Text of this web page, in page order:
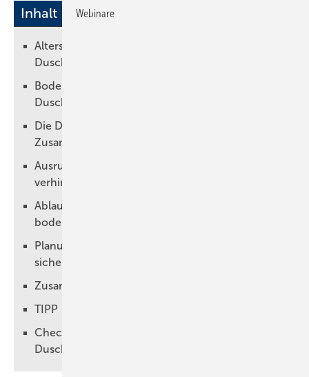
Inhalt
Altersgerecht: Schwellenloser Übergang in den
Duschbereich
Bodenebende Duschfläche oder geflieste
Dusche?
Die Dichtheit der barrierefreien Dusche ist ein
Zusammenspiel der Gewerke
Ausrutschen in der bodengleichen Dusche
verhindern
Ablaufleistung und Abflussverhalten
bodenebener Duschen
Planung erleichtert ­Montage und sorgt für ­
sicheren Betrieb
Zusammenfassung
TIPP
Checkliste für das ­Erstellen bodenebener
Duschflächen
Webinare